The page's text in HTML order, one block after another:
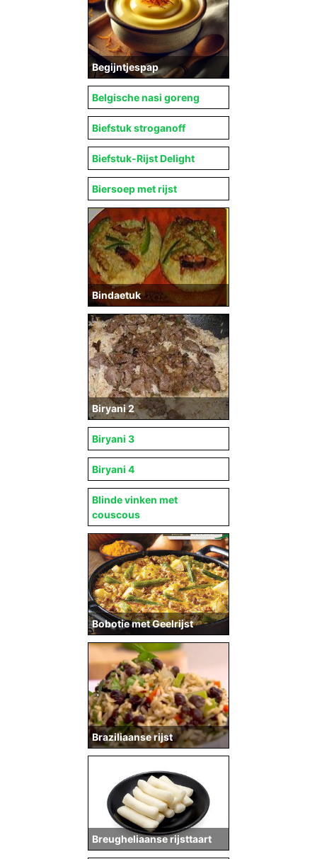
Begijntjespap
Belgische nasi goreng
Biefstuk stroganoff
Biefstuk-Rijst Delight
Biersoep met rijst
Bindaetuk
Biryani 2
Biryani 3
Biryani 4
Blinde vinken met
couscous
Bobotie met Geelrijst
Braziliaanse rijst
Breugheliaanse rijsttaart